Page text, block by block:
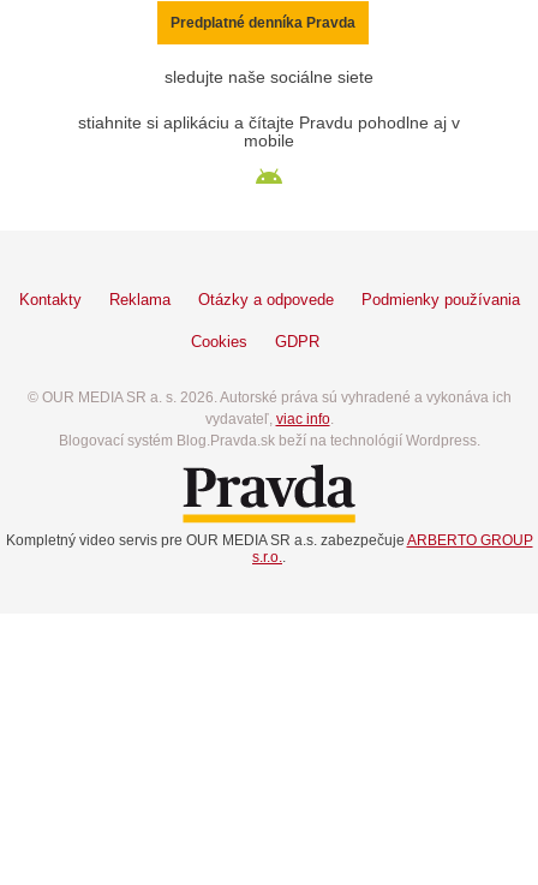
Predplatné denníka Pravda
sledujte naše sociálne siete
stiahnite si aplikáciu a čítajte Pravdu pohodlne aj v
mobile
Kontakty Reklama Otázky a odpovede Podmienky používania
Cookies GDPR
© OUR MEDIA SR a. s. 2026. Autorské práva sú vyhradené a vykonáva ich
vydavateľ, viac info.
Blogovací systém Blog.Pravda.sk beží na technológií Wordpress.
Kompletný video servis pre OUR MEDIA SR a.s. zabezpečuje ARBERTO GROUP
s.r.o..